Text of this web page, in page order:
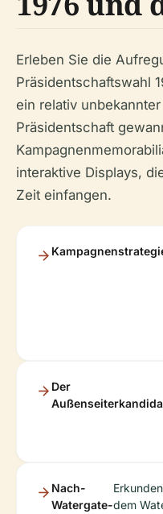
Erleben Sie die
Präsidentschaftswahl
ein relativ
Präsidentschaft
interaktive Displays,
Zeit einfangen.
Der
Nach-
Watergate-dem